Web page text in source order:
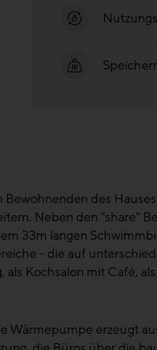
des
Neben den "share"
33m langen
- die auf
Kochsalon mit Café,
Wärmepumpe erzeugt